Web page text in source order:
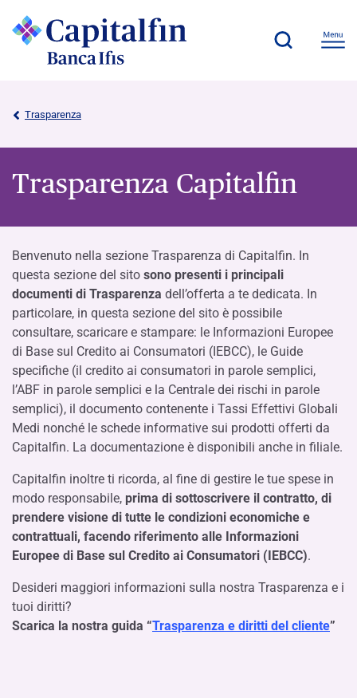
Trasparenza
Trasparenza Capitalfin
Benvenuto nella sezione Trasparenza di Capitalfin. In
questa sezione del sito sono presenti i principali
documenti di Trasparenza dell’offerta a te dedicata. In
particolare, in questa sezione del sito è possibile
consultare, scaricare e stampare: le Informazioni Europee
di Base sul Credito ai Consumatori (IEBCC), le Guide
specifiche (il credito ai consumatori in parole semplici,
l’ABF in parole semplici e la Centrale dei rischi in parole
semplici), il documento contenente i Tassi Effettivi Globali
Medi nonché le schede informative sui prodotti offerti da
Capitalfin. La documentazione è disponibili anche in filiale.
Capitalfin inoltre ti ricorda, al fine di gestire le tue spese in
modo responsabile, prima di sottoscrivere il contratto, di
prendere visione di tutte le condizioni economiche e
contrattuali, facendo riferimento alle Informazioni
Europee di Base sul Credito ai Consumatori (IEBCC).
Desideri maggiori informazioni sulla nostra Trasparenza e i
tuoi diritti?
Scarica la nostra guida “Trasparenza e diritti del cliente”